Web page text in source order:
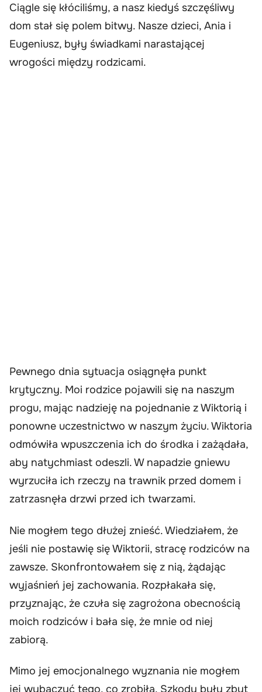
Ciągle się kłóciliśmy, a nasz kiedyś szczęśliwy
dom stał się polem bitwy. Nasze dzieci, Ania i
Eugeniusz, były świadkami narastającej
wrogości między rodzicami.
Pewnego dnia sytuacja osiągnęła punkt
krytyczny. Moi rodzice pojawili się na naszym
progu, mając nadzieję na pojednanie z Wiktorią i
ponowne uczestnictwo w naszym życiu. Wiktoria
odmówiła wpuszczenia ich do środka i zażądała,
aby natychmiast odeszli. W napadzie gniewu
wyrzuciła ich rzeczy na trawnik przed domem i
zatrzasnęła drzwi przed ich twarzami.
Nie mogłem tego dłużej znieść. Wiedziałem, że
jeśli nie postawię się Wiktorii, stracę rodziców na
zawsze. Skonfrontowałem się z nią, żądając
wyjaśnień jej zachowania. Rozpłakała się,
przyznając, że czuła się zagrożona obecnością
moich rodziców i bała się, że mnie od niej
zabiorą.
Mimo jej emocjonalnego wyznania nie mogłem
jej wybaczyć tego, co zrobiła. Szkody były zbyt